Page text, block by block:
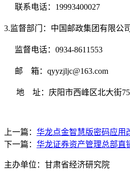
联系电话： 19993400027
3.监督部门：中国邮政集团有限公
监督电话： 0934-8611553
邮 箱： qyyzjljc@163.com
地 址：庆阳市西峰区北大街75
上一篇： 华龙点金智慧版密码应用
下一篇： 华龙证券资产管理总部直
主办单位：甘肃省经济研究院